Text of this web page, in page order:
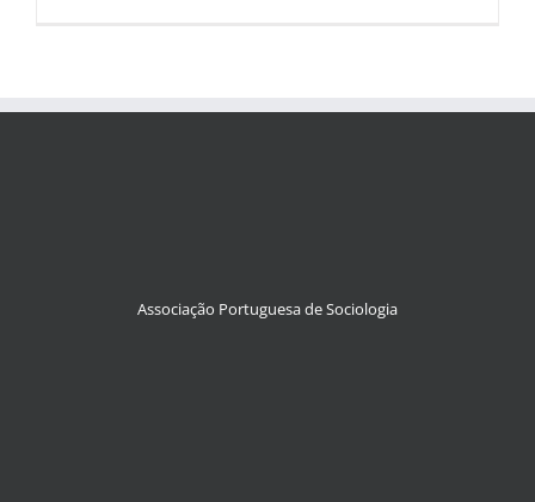
Associação Portuguesa de Sociologia